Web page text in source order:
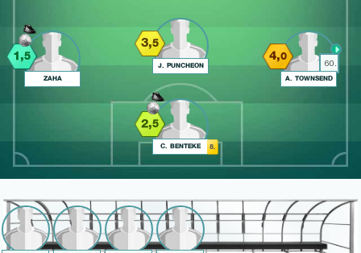
1,5
ZAHA
3,5
J. PUNCHEON 60.
4,0
A. TOWNSEND
2,5
C. BENTEKE 8.